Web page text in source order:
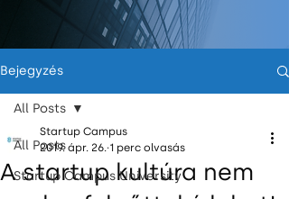
Bejegyzés
All Posts
Startup Campus University
All Posts
A startup kultúra nem
Startup Campus
2019. ápr. 26. 1 perc olvasás